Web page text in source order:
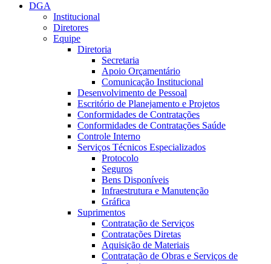
DGA
Institucional
Diretores
Equipe
Diretoria
Secretaria
Apoio Orçamentário
Comunicação Institucional
Desenvolvimento de Pessoal
Escritório de Planejamento e Projetos
Conformidades de Contratações
Conformidades de Contratações Saúde
Controle Interno
Serviços Técnicos Especializados
Protocolo
Seguros
Bens Disponíveis
Infraestrutura e Manutenção
Gráfica
Suprimentos
Contratação de Serviços
Contratações Diretas
Aquisição de Materiais
Contratação de Obras e Serviços de